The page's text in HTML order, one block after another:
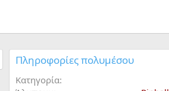
Πληροφορίες πολυμέσου
Κατηγορία